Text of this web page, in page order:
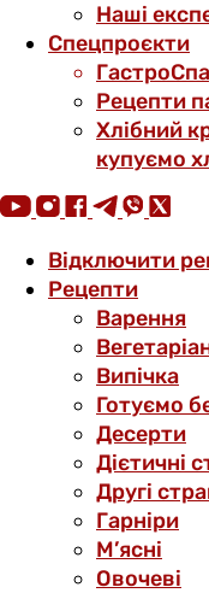
Наші
Спецпроєкти
Рецепти
Хлібний
купуємо
Відключити
Рецепти
Варення
Випічка
Готуємо
Десерти
Дієтичні
Другі
Гарніри
М’ясні
Овочеві